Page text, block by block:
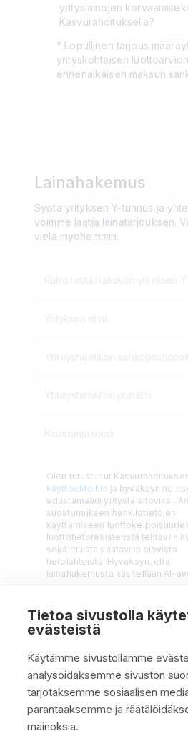
yrityslainojen
Kasvurahoituksella?
* Lopullinen tarjous
yrityskohtaisen
ennenaikaisen maksun
Lainahakemus
Syötä yrityksen Y-tunnus ja
voimme laatia lainatarjouksen.
vielä myöhemmin.
Olen tutustunut
käyttöehtoihin ja hyväksyn ne
edustamaani yritystä sitoviksi.
suostumuksen henkilötietojeni
käyttämiseen
luottotietorekisteristä tehtäviin
sekä muista saatavilla olevista
tietolähteistä. Hyväksyn, että
lainahakemusta käsitellään AI-
Pyydä lainatarjous
Hakemus n. 2 min · Päätös
Tietoa sivustolla
evästeistä
Käytämme sivustollamme
analysoidaksemme sivuston
tarjotaksemme sosiaalisen
parantaaksemme ja
mainoksia.